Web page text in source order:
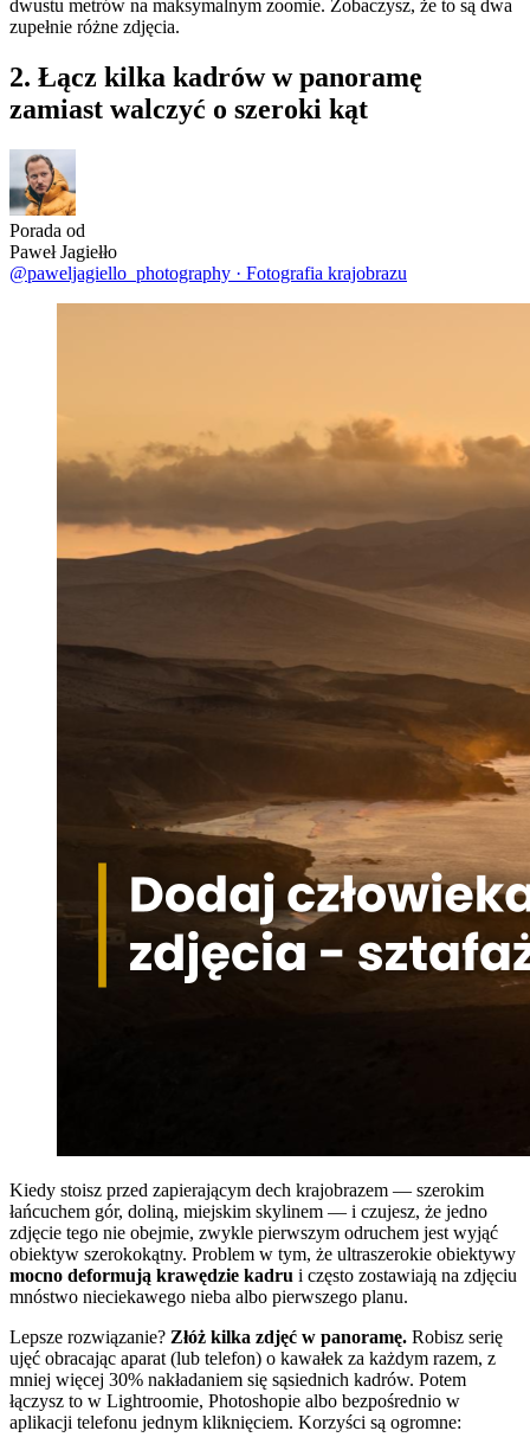
dwustu metrów na maksymalnym zoomie. Zobaczysz, że to są dwa
zupełnie różne zdjęcia.
2. Łącz kilka kadrów w panoramę
zamiast walczyć o szeroki kąt
Porada od
Paweł Jagiełło
@paweljagiello_photography · Fotografia krajobrazu
Kiedy stoisz przed zapierającym dech krajobrazem — szerokim
łańcuchem gór, doliną, miejskim skylinem — i czujesz, że jedno
zdjęcie tego nie obejmie, zwykle pierwszym odruchem jest wyjąć
obiektyw szerokokątny. Problem w tym, że ultraszerokie obiektywy
mocno deformują krawędzie kadru i często zostawiają na zdjęciu
mnóstwo nieciekawego nieba albo pierwszego planu.
Lepsze rozwiązanie? Złóż kilka zdjęć w panoramę. Robisz serię
ujęć obracając aparat (lub telefon) o kawałek za każdym razem, z
mniej więcej 30% nakładaniem się sąsiednich kadrów. Potem
łączysz to w Lightroomie, Photoshopie albo bezpośrednio w
aplikacji telefonu jednym kliknięciem. Korzyści są ogromne: